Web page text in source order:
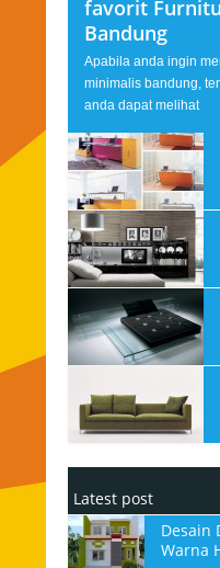
favorit
Bandung
Apabila anda ingin
minimalis bandung,
anda dapat melihat
Latest post
Desain
Warna